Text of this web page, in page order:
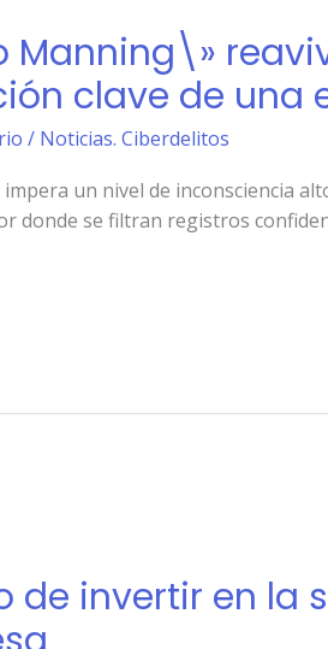
Manning\»
clave de una
/ Noticias. Ciberdelitos
impera un nivel de inconsciencia
donde se filtran registros
de invertir en